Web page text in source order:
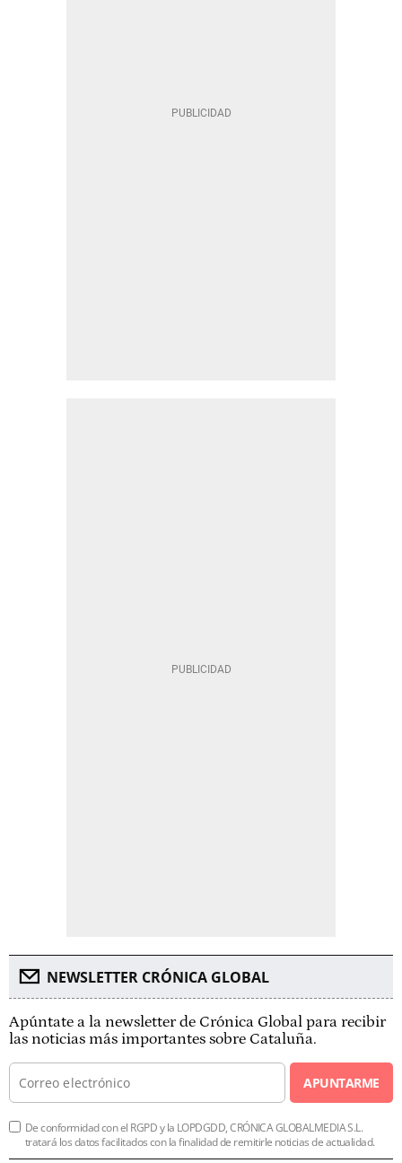
NEWSLETTER CRÓNICA GLOBAL
Apúntate a la newsletter de Crónica Global para recibir
las noticias más importantes sobre Cataluña.
APUNTARME
De conformidad con el RGPD y la LOPDGDD, CRÓNICA GLOBALMEDIA S.L.
tratará los datos facilitados con la finalidad de remitirle noticias de actualidad.